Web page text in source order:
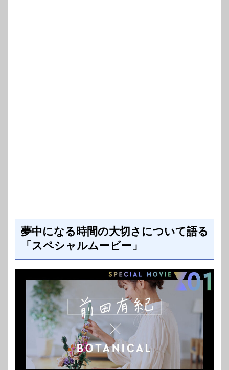
夢中になる時間の大切さについて語る
「スペシャルムービー」